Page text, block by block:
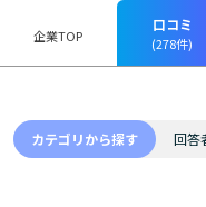
企業TOP
口コミ
(278件)
カテゴリから探す 回答